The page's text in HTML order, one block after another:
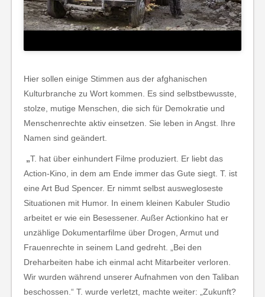
Hier sollen einige Stimmen aus der afghanischen
Kulturbranche zu Wort kommen. Es sind selbstbewusste,
stolze, mutige Menschen, die sich für Demokratie und
Menschenrechte aktiv einsetzen. Sie leben in Angst. Ihre
Namen sind geändert.
„T. hat über einhundert Filme produziert. Er liebt das
Action-Kino, in dem am Ende immer das Gute siegt. T. ist
eine Art Bud Spencer. Er nimmt selbst auswegloseste
Situationen mit Humor. In einem kleinen Kabuler Studio
arbeitet er wie ein Besessener. Außer Actionkino hat er
unzählige Dokumentarfilme über Drogen, Armut und
Frauenrechte in seinem Land gedreht. „Bei den
Dreharbeiten habe ich einmal acht Mitarbeiter verloren.
Wir wurden während unserer Aufnahmen von den Taliban
beschossen.“ T. wurde verletzt, machte weiter: „Zukunft?